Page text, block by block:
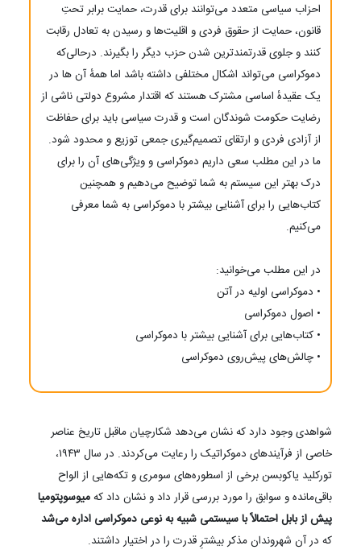
احزاب سیاسی متعدد می‌توانند برای قدرت، حمایت برابر تحتِ
قانون، حمایت از حقوق فردی و اقلیت‌ها و رسیدن به تعادل رقابت
کنند و جلوی قدرتمندترین شدن حزب دیگر را بگیرند. درحالی‌که
دموکراسی می‌تواند اشکال مختلفی داشته باشد اما همهٔ آن ها در
یک عقیدهٔ اساسی مشترک هستند که اقتدار مشروع دولتی ناشی از
رضایت حکومت شوندگان است و قدرت سیاسی باید برای حفاظت
از آزادی فردی و ارتقای تصمیم‌گیری جمعی توزیع و محدود شود.
ما در این مطلب سعی داریم دموکراسی و ویژگی‌های آن را برای
درک بهتر این سیستم به شما توضیح می‌دهیم و همچنین
کتاب‌هایی را برای آشنایی بیشتر با دموکراسی به شما معرفی
می‌کنیم.
در این مطلب می‌‌خوانید:
• دموکراسی اولیه در آتن
• اصول دموکراسی
• کتاب‌هایی برای آشنایی بیشتر با دموکراسی
• چالش‌های پیش‌روی دموکراسی
شواهدی وجود دارد که نشان می‌دهد شکارچیان ماقبل تاریخ عناصر
خاصی از فرآیندهای دموکراتیک را رعایت می‌کردند. در سال ۱۹۴۳،
تورکلید یاکوبسن برخی از اسطوره‌های سومری و تکه‌هایی از الواح
باقی‌مانده و سوابق را مورد بررسی قرار داد و نشان داد کهمیوسوپتومیا
پیش از بابل احتمالاً با سیستمی شبیه به نوعی دموکراسی اداره می‌شد
که در آن شهروندان مذکر بیشترِ قدرت را در اختیار داشتند.